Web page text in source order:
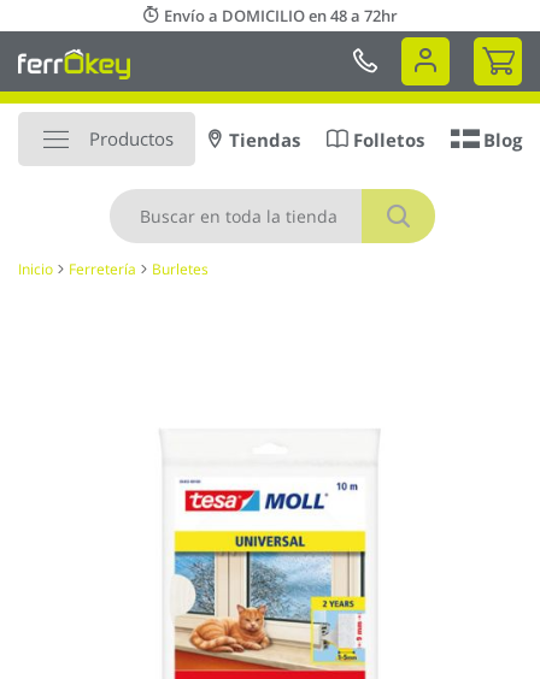
al
contenido
Envío a DOMICILIO en 48 a 72hr
Mi
Productos
Buscar
Tiendas Folletos Blog
Inicio Ferretería Burletes